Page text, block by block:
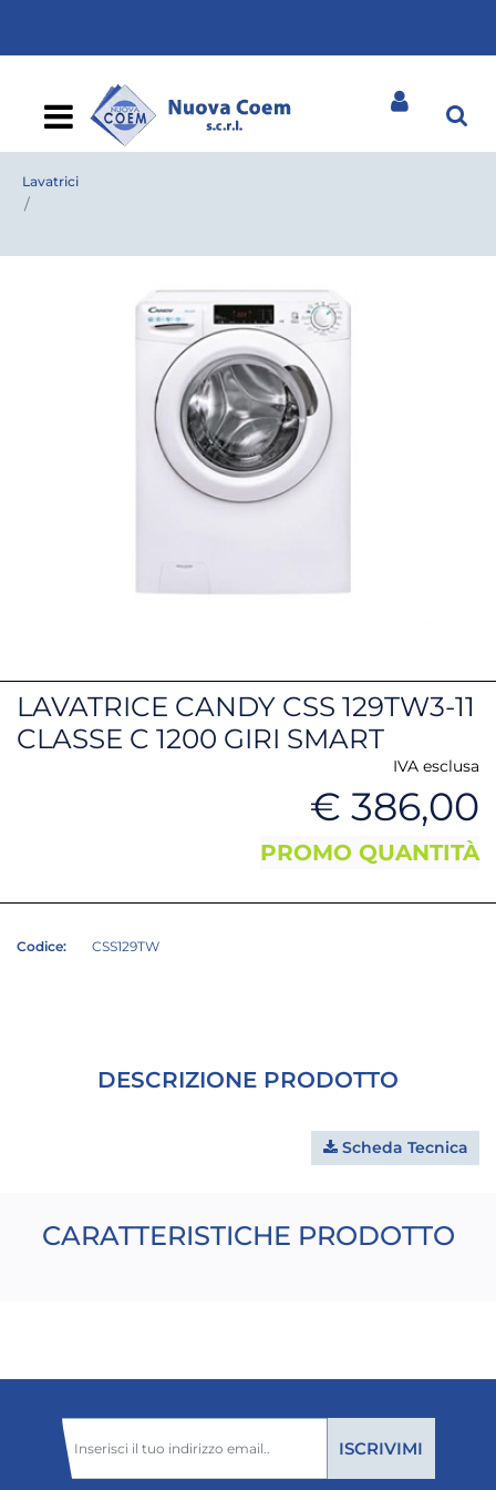
Open
Lavatrici
LAVATRICE CANDY CSS 129TW3-11
CLASSE C 1200 GIRI SMART
IVA esclusa
€ 386,00
PROMO QUANTITÀ
Codice: CSS129TW
DESCRIZIONE PRODOTTO
Scheda Tecnica
CARATTERISTICHE PRODOTTO